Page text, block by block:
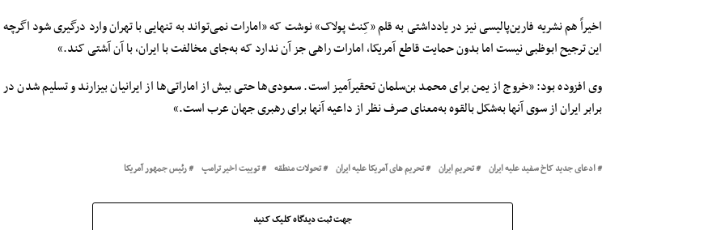
اخیراً هم نشریه فارین‌پالیسی نیز در یادداشتی به قلم «کِنث پولاک» نوشت که «امارات نمی‌تواند به تنهایی با تهران وارد درگیری شود اگرچه
این ترجیح ابوظبی نیست اما بدون حمایت قاطع آمریکا، امارات راهی جز آن ندارد که به‌جای مخالفت با ایران، با آن آشتی کند.»
وی افزوده بود: «خروج از یمن برای محمد بن‌سلمان تحقیرآمیز است. سعودی‌ها حتی بیش از اماراتی‌ها از ایرانیان بیزارند و تسلیم شدن در
برابر ایران از سوی آنها به‌شکل بالقوه به‌معنای صرف نظر از داعیه آنها برای رهبری جهان عرب است.»
ادعای جدید کاخ سفید علیه ایران تحریم ایران تحریم های آمریکا علیه ایران تحولات منطقه توییت اخیر ترامپ رئیس جمهور آمریکا
جهت ثبت دیدگاه کلیک کنید